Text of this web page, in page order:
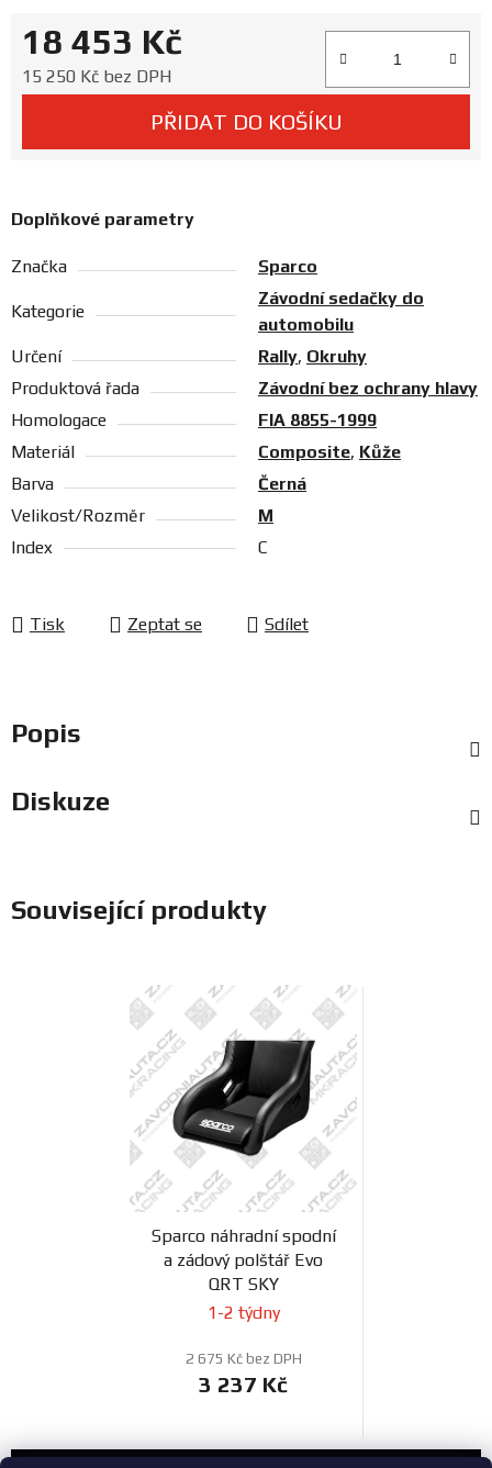
18 453 Kč
15 250 Kč bez DPH
PŘIDAT DO KOŠÍKU
Doplňkové parametry
Značka Sparco
Kategorie
Závodní sedačky do
automobilu
Určení
Rally, Okruhy
Produktová řada
Závodní bez ochrany hlavy
Homologace
FIA 8855-1999
Materiál
Composite, Kůže
Barva
Černá
Velikost/Rozměr
M
Index
C
Tisk Zeptat se Sdílet
Popis
Diskuze
Související produkty
Sparco náhradní spodní
a zádový polštář Evo
QRT SKY
1-2 týdny
2 675 Kč bez DPH
3 237 Kč